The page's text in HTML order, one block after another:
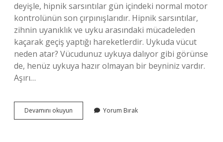
deyişle, hipnik sarsıntılar gün içindeki normal motor
kontrolünün son çırpınışlarıdır. Hipnik sarsıntılar,
zihnin uyanıklık ve uyku arasındaki mücadeleden
kaçarak geçiş yaptığı hareketlerdir. Uykuda vücut
neden atar? Vücudunuz uykuya dalıyor gibi görünse
de, henüz uykuya hazır olmayan bir beyniniz vardır.
Aşırı…
Devamını okuyun
Uyurken
Yorum Bırak